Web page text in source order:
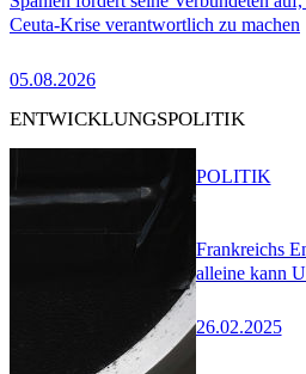
Ceuta-Krise verantwortlich zu machen
05.08.2026
ENTWICKLUNGSPOLITIK
Frankreichs
alleine kann
26.02.2025
POLITIK